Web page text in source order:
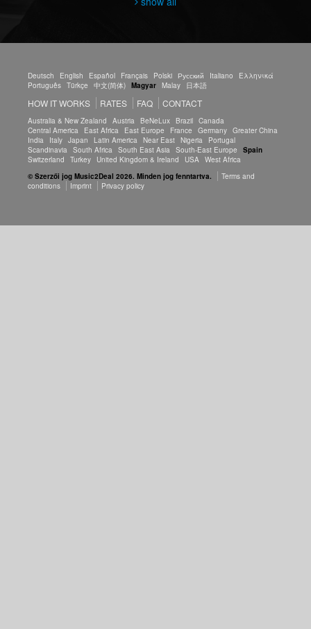
Deutsch English Español Français Polski Русский Italiano
Ελληνικά
Português Türkçe 中文(简体) Magyar Malay 日本語
HOW IT WORKS RATES FAQ CONTACT
Australia & New Zealand Austria BeNeLux Brazil Canada
Central America
East Africa East Europe France Germany Greater China
India
Italy Japan Latin America Near East Nigeria
Portugal
Scandinavia
South Africa South East Asia South-East Europe
Spain
Switzerland
Turkey United Kingdom & Ireland USA
West Africa
© Szerzői jog Music2Deal 2026. Minden jog fenntartva.
Terms and
conditions
Imprint Privacy policy